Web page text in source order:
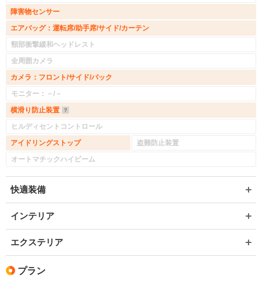
障害物センサー
エアバッグ：運転席/助手席/サイド/カーテン
頸部衝撃緩和ヘッドレスト
全周囲カメラ
カメラ：フロント/サイド/バック
モニター：－/－
横滑り防止装置
ヒルディセントコントロール
アイドリングストップ
盗難防止装置
オートマチックハイビーム
快適装備
インテリア
エクステリア
プラン
入力途中の情報を保存しますか？
※次回問い合わせをする際に自動入力されます
※保存された情報は